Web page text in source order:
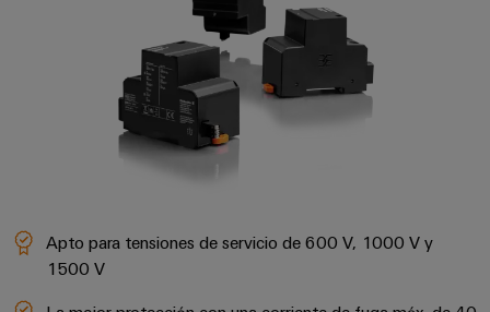
modernas
digitales
para
movilidad
respetuosa
en
el
Señalizadores
Impresoras
industriales
Industry
Infraestructura
del
armario
Apto para tensiones de servicio de 600 V, 1000 V y
1500 V